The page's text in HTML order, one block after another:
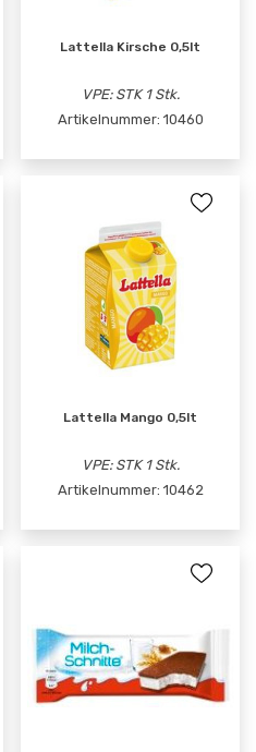
Lattella Kirsche 0,5lt
VPE: STK 1 Stk.
Artikelnummer: 10460
Lattella Mango 0,5lt
VPE: STK 1 Stk.
Artikelnummer: 10462